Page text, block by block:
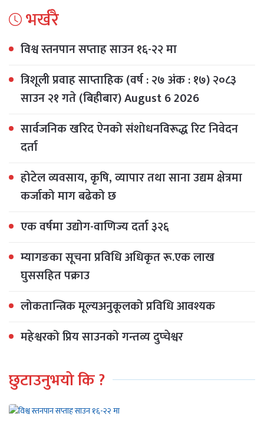
भर्खरै
विश्व स्तनपान सप्ताह साउन १६-२२ मा
त्रिशूली प्रवाह साप्ताहिक (वर्ष : २७ अंक : १७) २०८३
साउन २१ गते (बिहीबार) August 6 2026
सार्वजनिक खरिद ऐनको संशोधनविरूद्ध रिट निवेदन
दर्ता
होटेल व्यवसाय, कृषि, व्यापार तथा साना उद्यम क्षेत्रमा
कर्जाको माग बढेको छ
एक वर्षमा उद्योग-वाणिज्य दर्ता ३२६
म्यागङका सूचना प्रविधि अधिकृत रू.एक लाख
घुससहित पक्राउ
लोकतान्त्रिक मूल्यअनुकूलको प्रविधि आवश्यक
महेश्वरको प्रिय साउनको गन्तव्य दुप्चेश्वर
छुटाउनुभयो कि ?